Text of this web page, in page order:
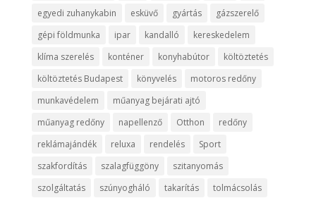
egyedi zuhanykabin
esküvő gyártás
gázszerelő
gépi földmunka
ipar kandalló
kereskedelem
klíma szerelés
konténer konyhabútor
költöztetés
költöztetés Budapest
könyvelés
motoros redőny
munkavédelem
műanyag bejárati ajtó
műanyag redőny
napellenző Otthon
redőny
reklámajándék
reluxa rendelés
Sport
szakfordítás
szalagfüggöny
szitanyomás
szolgáltatás
szúnyogháló takarítás tolmácsolás